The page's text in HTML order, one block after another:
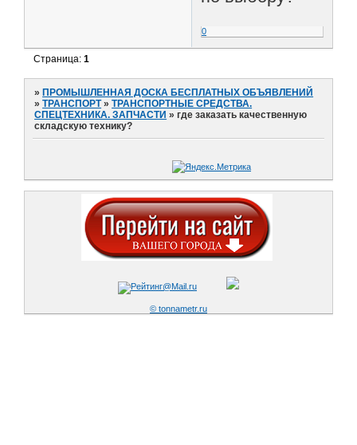
0
Страница:1
» ПРОМЫШЛЕННАЯ ДОСКА БЕСПЛАТНЫХ ОБЪЯВЛЕНИЙ
»ТРАНСПОРТ »ТРАНСПОРТНЫЕ СРЕДСТВА.
СПЕЦТЕХНИКА. ЗАПЧАСТИ »где заказать качественную
складскую технику?
© tonnametr.ru